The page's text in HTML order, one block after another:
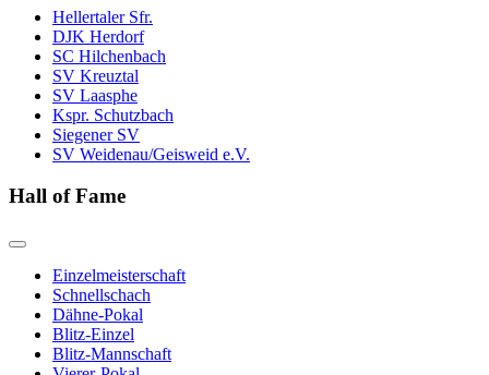
Hellertaler Sfr.
DJK Herdorf
SC Hilchenbach
SV Kreuztal
SV Laasphe
Kspr. Schutzbach
Siegener SV
SV Weidenau/Geisweid e.V.
Hall of Fame
Einzelmeisterschaft
Schnellschach
Dähne-Pokal
Blitz-Einzel
Blitz-Mannschaft